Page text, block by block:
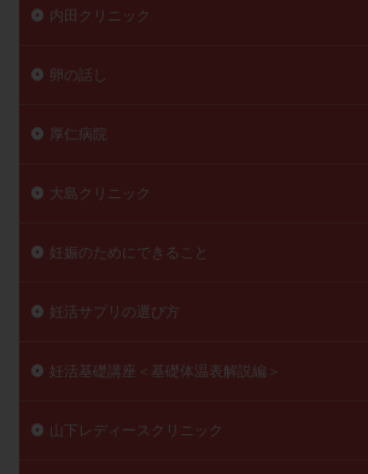
内田クリニック
卵の話し
厚仁病院
大島クリニック
妊娠のためにできること
妊活サプリの選び方
妊活基礎講座＜基礎体温表解説編＞
山下レディースクリニック